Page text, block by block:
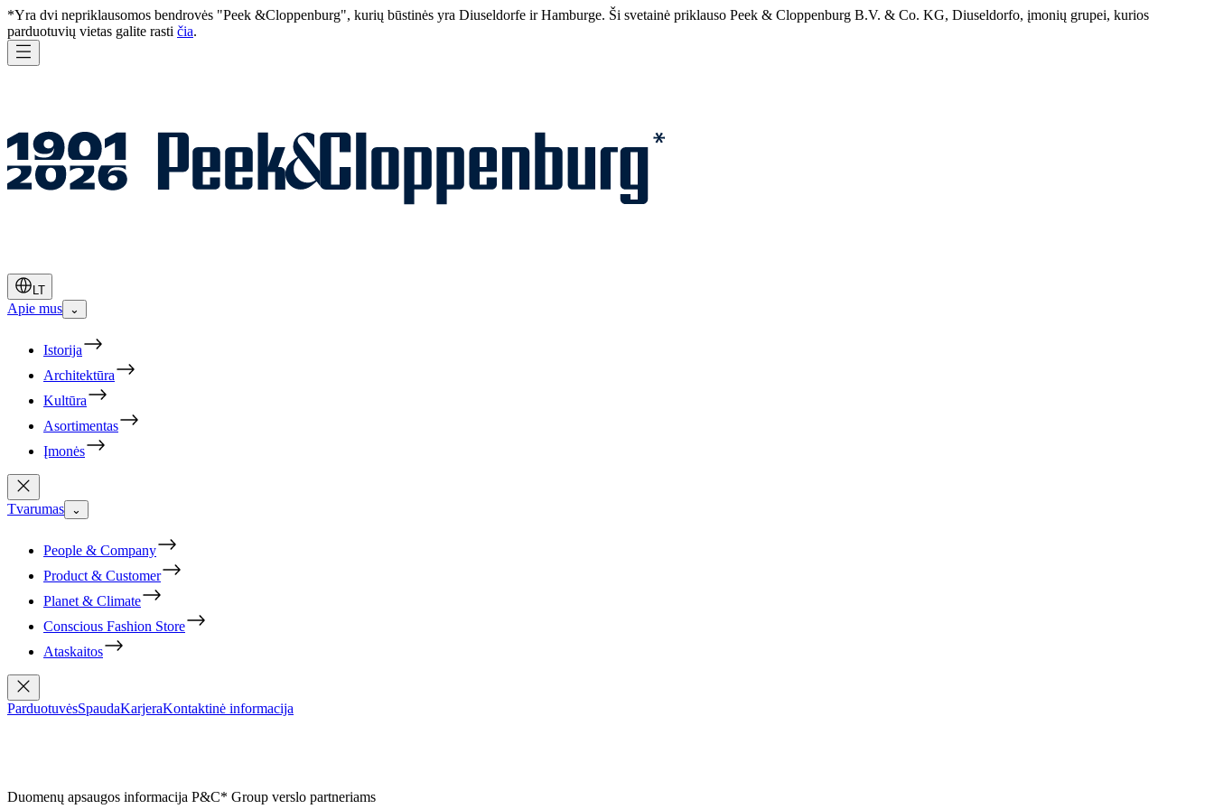
*Yra dvi nepriklausomos bendrovės "Peek &Cloppenburg", kurių būstinės yra Diuseldorfe ir Hamburge. Ši svetainė priklauso Peek & Cloppenburg B.V. & Co. KG, Diuseldorfo, įmonių grupei, kurios
parduotuvių vietas galite rasti čia.
LT
Apie mus ⌄
Istorija
Architektūra
Kultūra
Asortimentas
Įmonės
Tvarumas ⌄
People & Company
Product & Customer
Planet & Climate
Conscious Fashion Store
Ataskaitos
ParduotuvėsSpaudaKarjeraKontaktinė informacija
Duomenų apsaugos informacija P&C* Group verslo partneriams